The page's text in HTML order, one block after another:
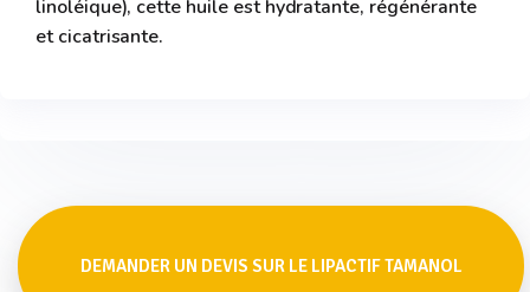
linoléique), cette huile est hydratante, régénérante
et cicatrisante.
DEMANDER UN DEVIS SUR LE LIPACTIF TAMANOL